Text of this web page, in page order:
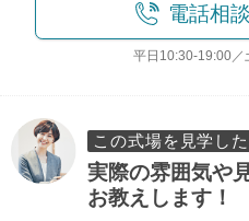
電話相談
平日10:30-19:00
この式場を見学し
実際の雰囲気や
お教えします！